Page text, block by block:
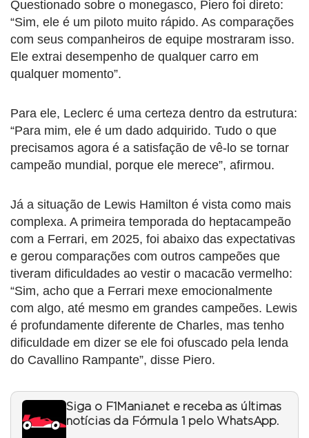
Questionado sobre o monegasco, Piero foi direto:
“Sim, ele é um piloto muito rápido. As comparações
com seus companheiros de equipe mostraram isso.
Ele extrai desempenho de qualquer carro em
qualquer momento”.
Para ele, Leclerc é uma certeza dentro da estrutura:
“Para mim, ele é um dado adquirido. Tudo o que
precisamos agora é a satisfação de vê-lo se tornar
campeão mundial, porque ele merece”, afirmou.
Já a situação de Lewis Hamilton é vista como mais
complexa. A primeira temporada do heptacampeão
com a Ferrari, em 2025, foi abaixo das expectativas
e gerou comparações com outros campeões que
tiveram dificuldades ao vestir o macacão vermelho:
“Sim, acho que a Ferrari mexe emocionalmente
com algo, até mesmo em grandes campeões. Lewis
é profundamente diferente de Charles, mas tenho
dificuldade em dizer se ele foi ofuscado pela lenda
do Cavallino Rampante”, disse Piero.
Siga o F1Mania.net e receba as últimas
notícias da Fórmula 1 pelo WhatsApp.